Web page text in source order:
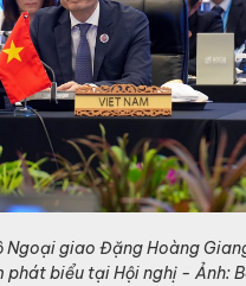
Ngoại giao Đặng Hoàng
phát biểu tại Hội nghị - Ảnh: